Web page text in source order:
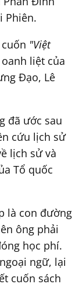
Phiên.
"Việt
liệt của
Đạo, Lê
đã ước sau
cứu lịch sử
lịch sử và
Tổ quốc
là con đường
ông phải
học phí.
ngữ, lại
cuốn sách